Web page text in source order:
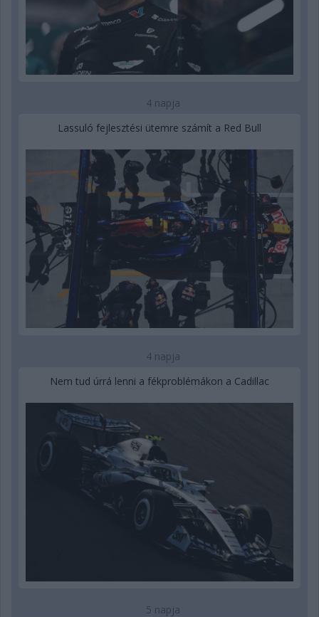
4 napja
Lassuló fejlesztési ütemre számít a Red Bull
4 napja
Nem tud úrrá lenni a fékproblémákon a Cadillac
5 napja